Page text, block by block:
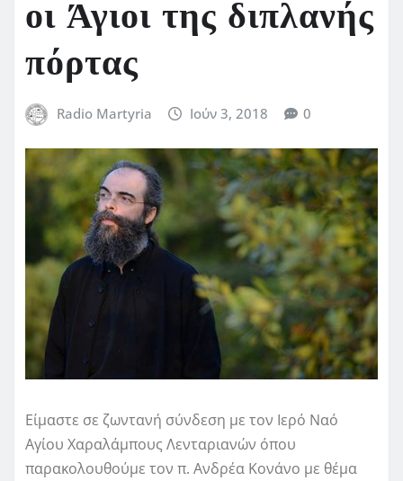
οι Άγιοι της διπλανής
πόρτας
Radio Martyria Ιούν 3, 2018 0
Είμαστε σε ζωντανή σύνδεση με τον Ιερό Ναό
Αγίου Χαραλάμπους Λενταριανών όπου
παρακολουθούμε τον π. Ανδρέα Κονάνο με θέμα